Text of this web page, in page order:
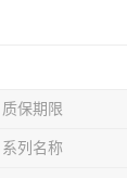
质保期限
系列名称